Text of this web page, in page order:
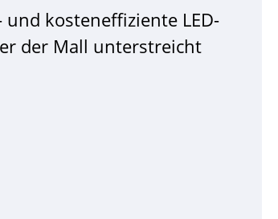
kosteneffiziente LED-
der Mall unterstreicht